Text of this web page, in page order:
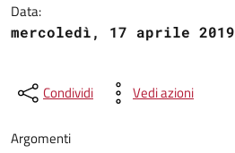
Data:
mercoledì, 17 aprile 2019
Condividi Vedi azioni
Argomenti